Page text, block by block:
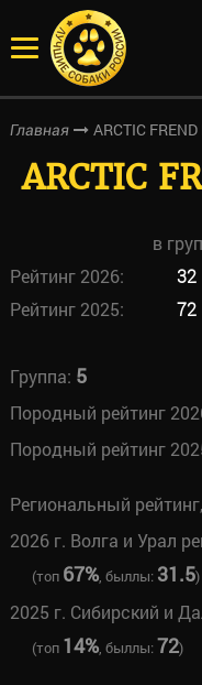
Главная ARCTIC
ARCTIC
в
Рейтинг 2026:
32
Рейтинг 2025:
72
Группа: 5
Породный рейтинг
Породный рейтинг
Региональный
2026 г. Волга и Урал
(топ 67%, быллы: 31.5)
2025 г. Сибирский и
(топ 14%, быллы:72)